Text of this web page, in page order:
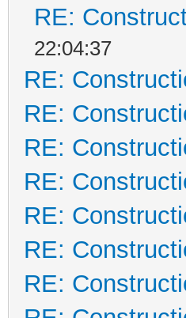
RE:
22:04:37
RE:
RE:
RE:
RE:
RE:
RE:
RE: